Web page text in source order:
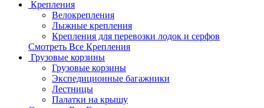
Крепления
Велокрепления
Лыжные крепления
Крепления для перевозки лодок и серфов
Смотреть Все Крепления
Грузовые корзины
Грузовые корзины
Экспедиционные багажники
Лестницы
Палатки на крышу